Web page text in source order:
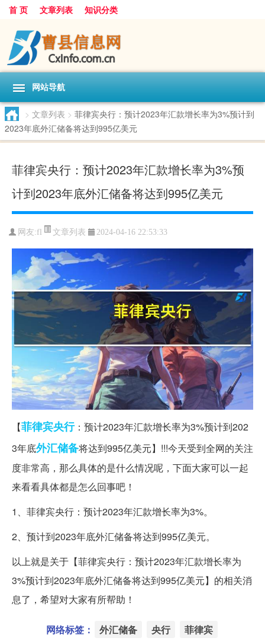
首 页 文章列表 知识分类
网站导航
> 文章列表 > 菲律宾央行：预计2023年汇款增长率为3%预计到
2023年底外汇储备将达到995亿美元
菲律宾央行：预计2023年汇款增长率为3%预
计到2023年底外汇储备将达到995亿美元
网友:fl 文章列表 2024-04-16 22:53:33
【菲律宾央行：预计2023年汇款增长率为3%预计到202
3年底外汇储备将达到995亿美元】!!!今天受到全网的关注
度非常高，那么具体的是什么情况呢，下面大家可以一起
来看看具体都是怎么回事吧！
1、菲律宾央行：预计2023年汇款增长率为3%。
2、预计到2023年底外汇储备将达到995亿美元。
以上就是关于【菲律宾央行：预计2023年汇款增长率为
3%预计到2023年底外汇储备将达到995亿美元】的相关消
息了，希望对大家有所帮助！
网络标签： 外汇储备 央行 菲律宾